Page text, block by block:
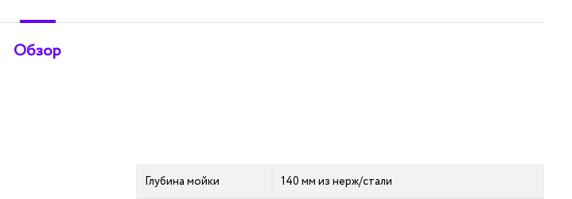
Обзор
Глубина мойки 140 мм из нерж/стали